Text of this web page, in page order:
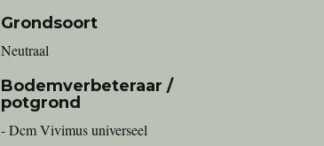
Grondsoort
Neutraal
Bodemverbeteraar /
potgrond
- Dcm Vivimus universeel